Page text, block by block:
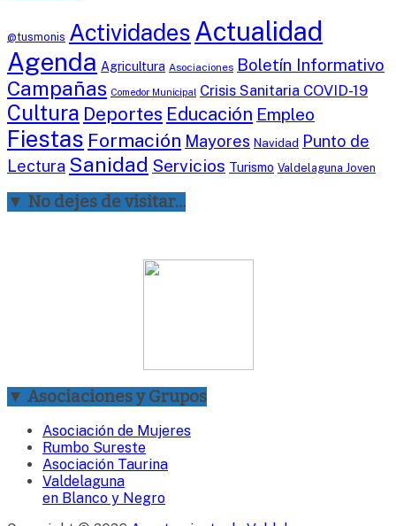
@tusmonis ActividadesActualidad
Agenda Agricultura Asociaciones Boletín Informativo
Campañas Comedor Municipal Crisis Sanitaria COVID-19
Cultura Deportes Educación Empleo
Fiestas Formación Mayores Navidad Punto de
Lectura Sanidad Servicios Turismo Valdelaguna Joven
▼ No dejes de visitar…
▼ Asociaciones y Grupos
Asociación de Mujeres
Rumbo Sureste
Asociación Taurina
Valdelaguna
en Blanco y Negro